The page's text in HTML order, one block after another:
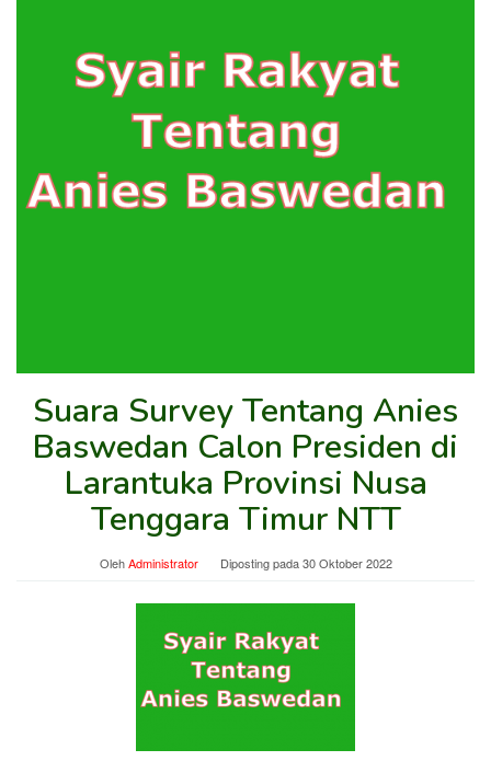
Suara Survey Tentang Anies
Baswedan Calon Presiden di
Larantuka Provinsi Nusa
Tenggara Timur NTT
OlehAdministrator Diposting pada30 Oktober 2022